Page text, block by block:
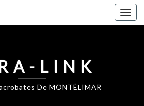
LINK
De MONTÉLIMAR